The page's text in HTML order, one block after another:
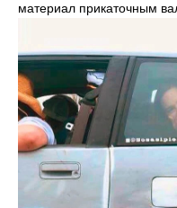
материал прикаточным